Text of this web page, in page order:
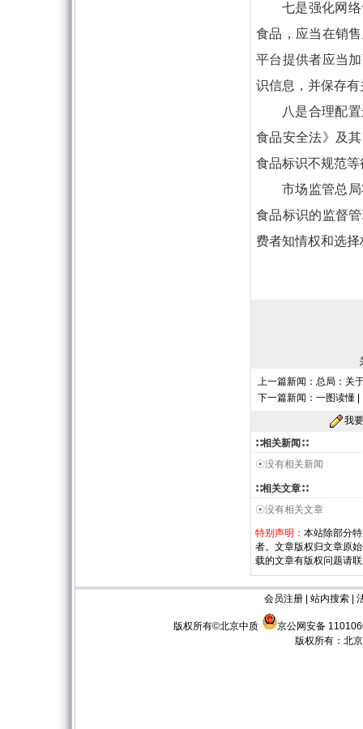
七是强化网
食品，应当在销
平台提供者应当
识信息，并保存有
八是合理配
食品安全法》及
食品标识不规范
市场监管总
食品标识的监督
费者知情权和选
上一篇新闻： 总局：关
下一篇新闻： 一图读懂 |
我
∷相关新闻∷
☉没有相关新闻
∷相关文章∷
☉没有相关文章
特别声明： 本站除部分
者。文章版权归文章原
载的文章有版权问题请
会员注册 |站内搜索 |
版权所有©北京中质
京公网安备
版权所有： 北